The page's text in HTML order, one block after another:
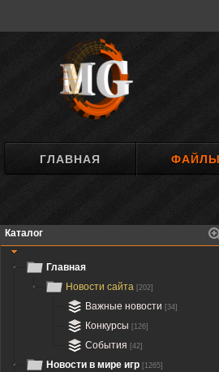
ГЛАВНАЯ ФАЙЛЫ
Каталог
Главная
Новости сайта [202]
Важные новости [34]
Конкурсы [126]
События [42]
Новости в мире игр [1265]